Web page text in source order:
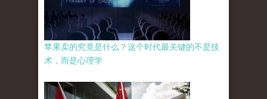
苹果卖的究竟是什么？这个时代最关键的不是技
术，而是心理学